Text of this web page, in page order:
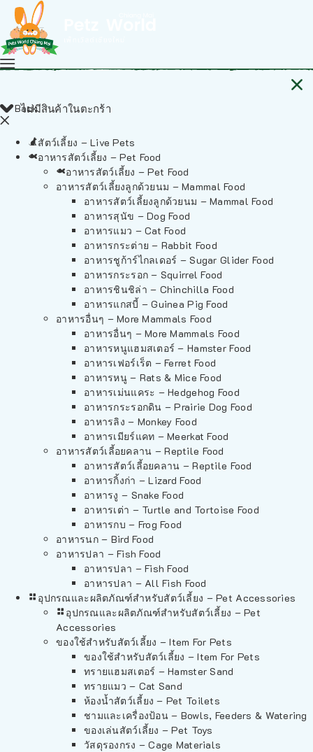
ไม่มีสินค้าในตะกร้า
Back
สัตว์เลี้ยง – Live Pets
อาหารสัตว์เลี้ยง – Pet Food
อาหารสัตว์เลี้ยง – Pet Food
อาหารสัตว์เลี้ยงลูกด้วยนม – Mammal Food
อาหารสัตว์เลี้ยงลูกด้วยนม – Mammal Food
อาหารสุนัข – Dog Food
อาหารแมว – Cat Food
อาหารกระต่าย – Rabbit Food
อาหารชูก้าร์ไกลเดอร์ – Sugar Glider Food
อาหารกระรอก – Squirrel Food
อาหารชินชิล่า – Chinchilla Food
อาหารแกสบี้ – Guinea Pig Food
อาหารอื่นๆ – More Mammals Food
อาหารอื่นๆ – More Mammals Food
อาหารหนูแฮมสเตอร์ – Hamster Food
อาหารเฟอร์เร็ต – Ferret Food
อาหารหนู – Rats & Mice Food
อาหารเม่นแคระ – Hedgehog Food
อาหารกระรอกดิน – Prairie Dog Food
อาหารลิง – Monkey Food
อาหารเมียร์แคท – Meerkat Food
อาหารสัตว์เลี้อยคลาน – Reptile Food
อาหารสัตว์เลี้อยคลาน – Reptile Food
อาหารกิ้งก่า – Lizard Food
อาหารงู – Snake Food
อาหารเต่า – Turtle and Tortoise Food
อาหารกบ – Frog Food
อาหารนก – Bird Food
อาหารปลา – Fish Food
อาหารปลา – Fish Food
อาหารปลา – All Fish Food
อุปกรณและผลิตภัณฑ์สำหรับสัตว์เลี้ยง – Pet Accessories
อุปกรณและผลิตภัณฑ์สำหรับสัตว์เลี้ยง – Pet
Accessories
ของใช้สำหรับสัตว์เลี้ยง – Item For Pets
ของใช้สำหรับสัตว์เลี้ยง – Item For Pets
ทรายแฮมสเตอร์ – Hamster Sand
ทรายแมว – Cat Sand
ห้องน้ำสัตว์เลี้ยง – Pet Toilets
ชามและเครื่องป้อน – Bowls, Feeders & Watering
ของเล่นสัตว์เลี้ยง – Pet Toys
วัสดุรองกรง – Cage Materials